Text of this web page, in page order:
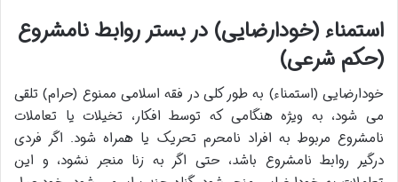
استمناء (خودارضایی) در بستر روابط نامشروع
(حکم شرعی)
خودارضایی (استمناء) به طور کلی در فقه اسلامی ممنوع (حرام) تلقی
می شود، به ویژه هنگامی که توسط افکار، تخیلات یا تعاملات
نامشروع مربوط به افراد نامحرم تحریک یا همراه شود. اگر فردی
درگیر روابط نامشروع باشد، حتی اگر به زنا منجر نشود، و این